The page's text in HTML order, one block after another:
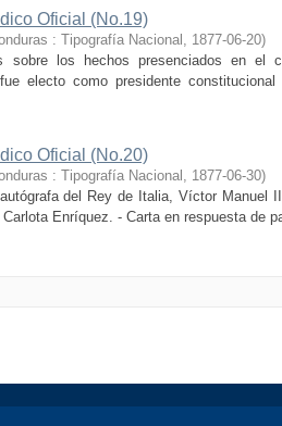
Oficial (No.19)
: Tipografía Nacional , 1877-06-20)
sobre los hechos presenciados en el
electo como presidente
Oficial (No.20)
: Tipografía Nacional , 1877-06-30)
del Rey de Italia, Víctor Manuel
Enríquez. - Carta en respuesta de